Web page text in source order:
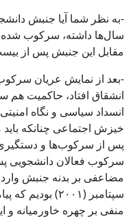
-به نظر شما آیا جنبش
سال‌ها داشته، سرکوب شده
مقابل این جنبش پس از
انشقاق افتاد، حاکمیت
انسداد سیاسی و نگاه
خیزش اجتماعی چنانکه
سپتامبر (۲۰۰۱)
منفی بر چهره خاورمیانه و